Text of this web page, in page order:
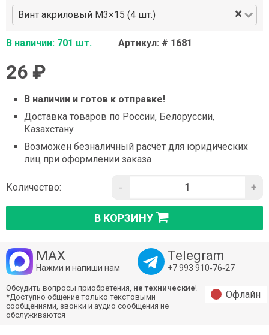
Винт акриловый М3×15 (4 шт.)
×
В наличии: 701 шт. Артикул: # 1681
26 ₽
В наличии и готов к отправке!
Доставка товаров по России, Белоруссии,
Казахстану
Возможен безналичный расчёт для юридических
лиц при оформлении заказа
Количество: - +
В КОРЗИНУ
MAX
Нажми и напиши нам
Telegram
+7 993 910‑76‑27
Обсудить вопросы приобретения, не технические!
*Доступно общение только текстовыми
сообщениями, звонки и аудио сообщения не
обслуживаются
Офлайн